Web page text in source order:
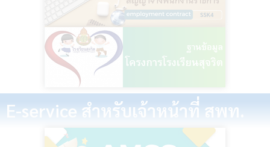
E-service สำหรับเจ้าหน้าที่ สพท.